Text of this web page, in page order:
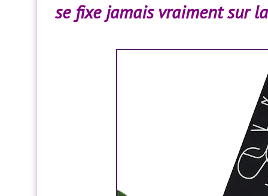
se fixe jamais vraiment sur